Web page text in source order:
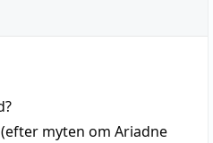
?
myten om Ariadne